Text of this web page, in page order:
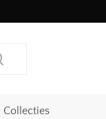
Collecties